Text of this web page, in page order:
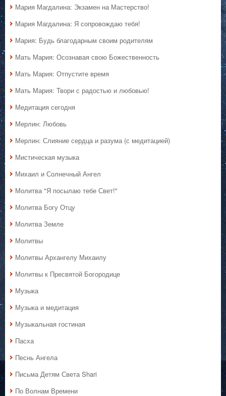
Мария Магдалина: Экзамен на Мастерство!
Мария Магдалина: Я сопровождаю тебя!
Мария: Будь благодарным своим родителям
Мать Мария: Осознавая свою Божественность
Мать Мария: Отпустите время
Мать Мария: Твори с радостью и любовью!
Медитация сегодня
Мерлин: Любовь
Мерлин: Слияние сердца и разума (с медитацией)
Мистическая музыка
Михаил и Солнечный Ангел
Молитва "Я посылаю тебе Свет!"
Молитва Богу Отцу
Молитва Земле
Молитвы
Молитвы Архангелу Михаилу
Молитвы к Пресвятой Богородице
Музыка
Музыка и медитация
Музыкальная гостиная
Пасха
Песнь Ангела
Письма Детям Света Shari
По Волнам Времени